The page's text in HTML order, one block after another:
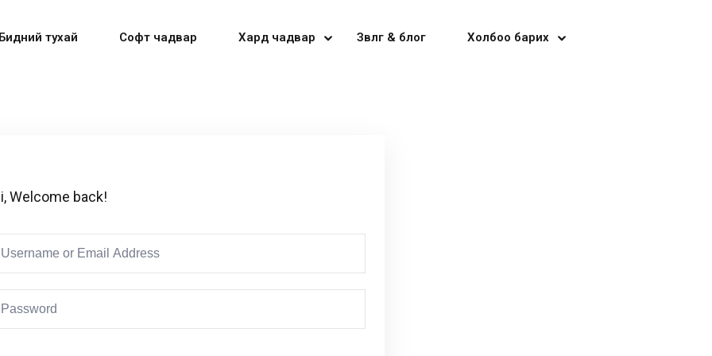
тухай Софт чадвар Хард чадвар Зөвлөгөө & блог Холбоо барих
Welcome back!
Don’t have an account?Sign up